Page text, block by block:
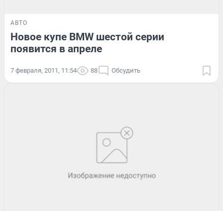
АВТО
Новое купе BMW шестой серии
появится в апреле
7 февраля, 2011, 11:54 88 Обсудить